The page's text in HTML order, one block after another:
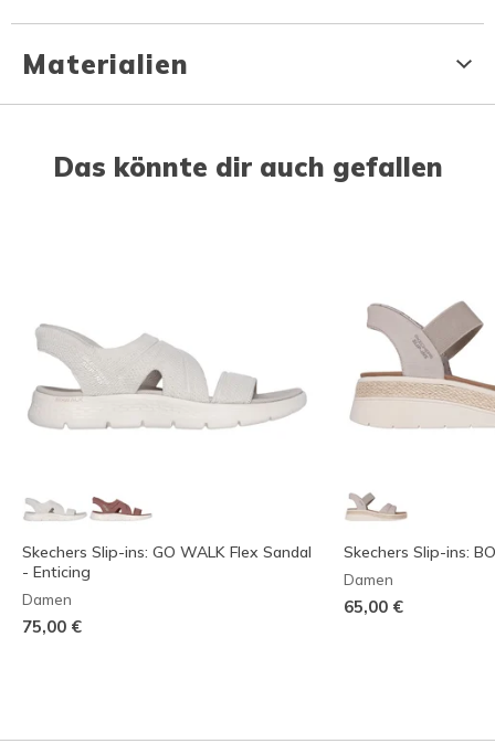
Materialien
Das könnte dir auch gefallen
Skechers Slip-ins: GO WALK Flex Sandal
- Enticing
Damen
75,00 €
Skechers Slip-ins:
Damen
65,00 €